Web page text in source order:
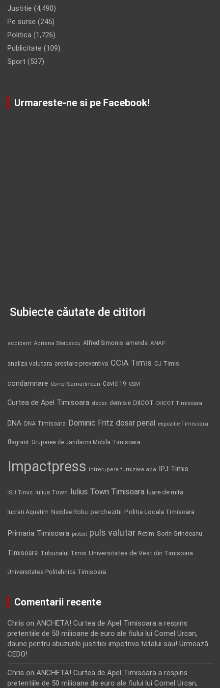
Justitie (4,490)
Pe surse (245)
Politica (1,726)
Publicitate (109)
Sport (537)
Urmareste-ne si pe Facebook!
Subiecte căutate de cititori
accident Adriana Stoicescu Alfred Simonis amenda ANAF
analiza valutara arestare preventiva CCIA Timis CJ Timis
condamnare Cornel Samartinean Covid-19 CSM
Curtea de Apel Timisoara deces demisie DIICOT DIICOT Timisoara
DNA DNA Timisoara Dominic Fritz dosar penal expozitie Timisoara
flagrant Gruparea de Jandarmi Mobila Timisoara
Impactpress intrerupere furnizare apa IPJ Timis
ISU Timis Iulius Town Iulius Town Timisoara luare de mita
lucrari Aquatim Nicolae Robu perchezitii Politia Locala Timisoara
Primaria Timisoara protest puls valutar Retim Sorin Grindeanu
Timisoara Tribunalul Timis Universitatea de Vest din Timisoara
Universitatea Politehnica Timisoara
Comentarii recente
Chris on ANCHETA! Curtea de Apel Timisoara a respins
pretentiile de 50 milioane de euro ale fiului lui Cornel Urcan,
daune pentru abuzurile justitiei impotriva tatalui sau! Urmează
CEDO!
Chris on ANCHETA! Curtea de Apel Timisoara a respins
pretentiile de 50 milioane de euro ale fiului lui Cornel Urcan,